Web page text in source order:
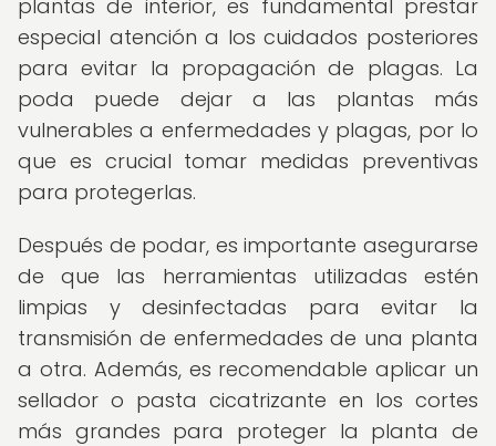
plantas de interior, es fundamental prestar
especial atención a los cuidados posteriores
para evitar la propagación de plagas. La
poda puede dejar a las plantas más
vulnerables a enfermedades y plagas, por lo
que es crucial tomar medidas preventivas
para protegerlas.
Después de podar, es importante asegurarse
de que las herramientas utilizadas estén
limpias y desinfectadas para evitar la
transmisión de enfermedades de una planta
a otra. Además, es recomendable aplicar un
sellador o pasta cicatrizante en los cortes
más grandes para proteger la planta de